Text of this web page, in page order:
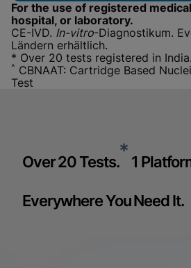
For the use of registered
hospital, or laboratory.
CE-IVD. In-vitro-Diagnostikum.
Ländern erhältlich.
* Over 20 tests registered in India.
^ CBNAAT: Cartridge Based
Test
Over 20 Tests.* 1
Everywhere You Need It.